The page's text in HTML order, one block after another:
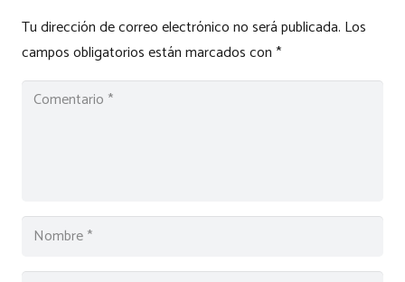
Tu dirección de correo electrónico no será publicada. Los
campos obligatorios están marcados con*